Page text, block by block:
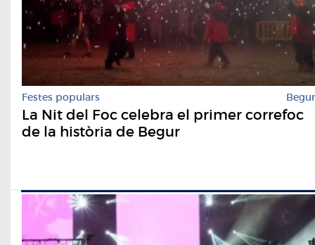
Festes populars Begur
La Nit del Foc celebra el primer correfoc
de la història de Begur